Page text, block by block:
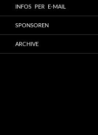
INFOS PER E-MAIL
SPONSOREN
ARCHIVE